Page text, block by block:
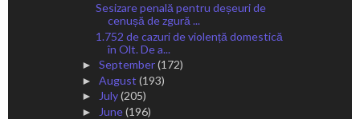
Sesizare penală pentru deșeuri de
cenușă de zgură ...
1.752 de cazuri de violență domestică
în Olt. De a...
► September(172)
► August (193)
► July(205)
► June(196)